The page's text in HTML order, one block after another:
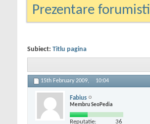
Prezentare forumisti
Subiect: Titlu pagina
15th February 2009, 10:04
Fabius
Membru SeoPedia
Reputatie: 36